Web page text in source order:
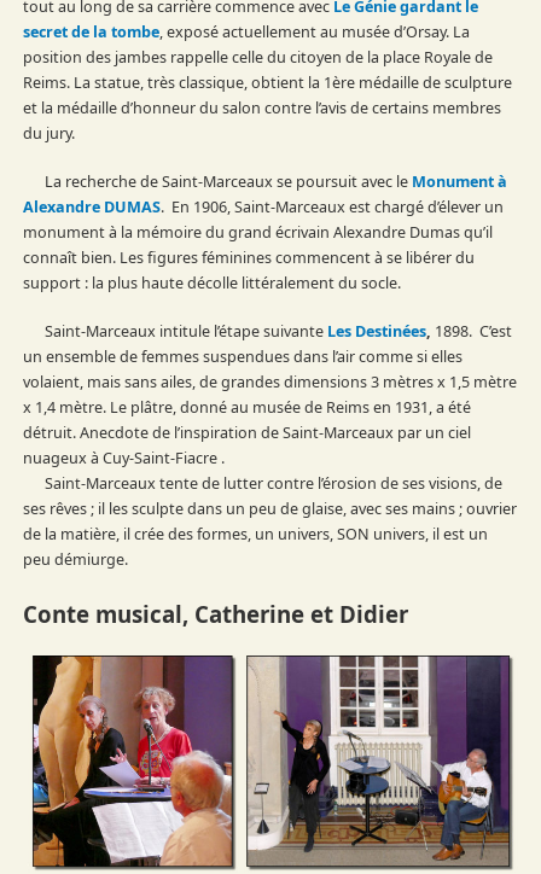
tout au long de sa carrière commence avec Le Génie gardant le
secret de la tombe, exposé actuellement au musée d’Orsay. La
position des jambes rappelle celle du citoyen de la place Royale de
Reims. La statue, très classique, obtient la 1ère médaille de sculpture
et la médaille d’honneur du salon contre l’avis de certains membres
du jury.
La recherche de Saint-Marceaux se poursuit avec le Monument à
Alexandre DUMAS. En 1906, Saint-Marceaux est chargé d’élever un
monument à la mémoire du grand écrivain Alexandre Dumas qu’il
connaît bien. Les figures féminines commencent à se libérer du
support : la plus haute décolle littéralement du socle.
Saint-Marceaux intitule l’étape suivante Les Destinées, 1898. C’est
un ensemble de femmes suspendues dans l’air comme si elles
volaient, mais sans ailes, de grandes dimensions 3 mètres x 1,5 mètre
x 1,4 mètre. Le plâtre, donné au musée de Reims en 1931, a été
détruit. Anecdote de l’inspiration de Saint-Marceaux par un ciel
nuageux à Cuy-Saint-Fiacre .
Saint-Marceaux tente de lutter contre l’érosion de ses visions, de
ses rêves ; il les sculpte dans un peu de glaise, avec ses mains ; ouvrier
de la matière, il crée des formes, un univers, SON univers, il est un
peu démiurge.
Conte musical, Catherine et Didier